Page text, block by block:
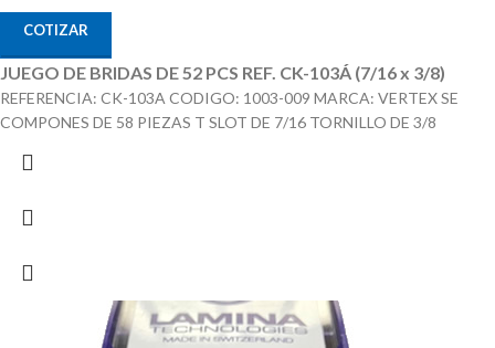
COTIZAR
JUEGO DE BRIDAS DE 52 PCS REF. CK-103Á (7/16 x 3/8)
REFERENCIA: CK-103A CODIGO: 1003-009 MARCA: VERTEX SE
COMPONES DE 58 PIEZAS T SLOT DE 7/16 TORNILLO DE 3/8